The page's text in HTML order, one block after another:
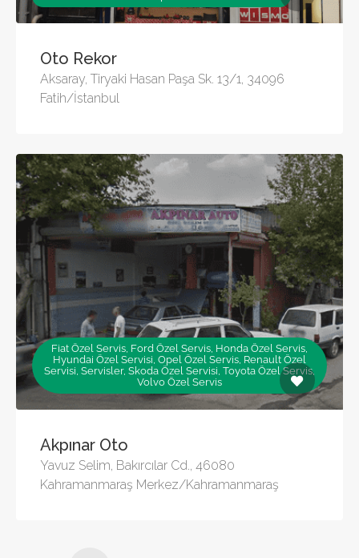
Oto Rekor
Aksaray, Tiryaki Hasan Paşa Sk. 13/1, 34096
Fatih/İstanbul
Fiat Özel Servis, Ford Özel Servis, Honda Özel Servis,
Hyundai Özel Servisi, Opel Özel Servis, Renault Özel
Servisi, Servisler, Skoda Özel Servisi, Toyota Özel Servis,
Volvo Özel Servis
Akpınar Oto
Yavuz Selim, Bakırcılar Cd., 46080
Kahramanmaraş Merkez/Kahramanmaraş